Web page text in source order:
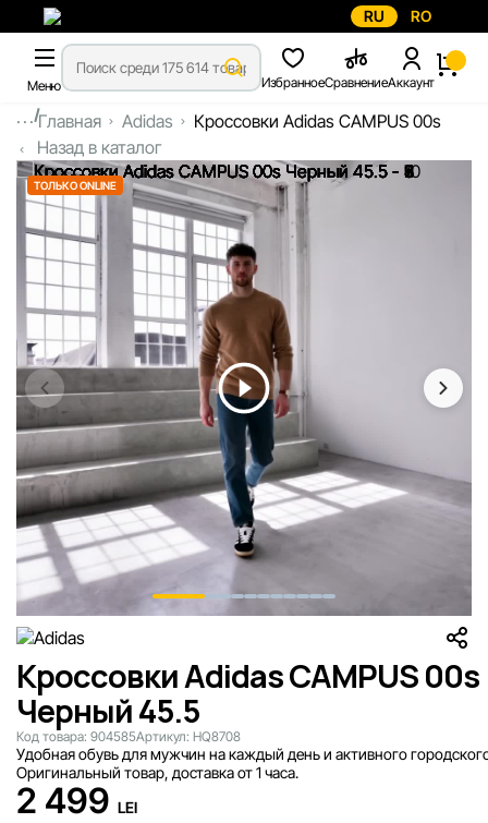
RU RO
Меню ИзбранноеСравнениеАккаунт
...Главная Adidas
Кроссовки Adidas CAMPUS 00s
Назад в каталог
ТОЛЬКО ONLINE
Кроссовки Adidas CAMPUS 00s
Черный 45.5
Код товара: 904585Артикул: HQ8708
Удобная обувь для мужчин на каждый день и активного
Оригинальный товар, доставка от 1 часа.
2 499 LEI